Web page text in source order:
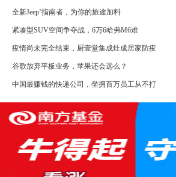
全新Jeep⁺指南者，为你的旅途加料
紧凑型SUV空间争夺战，6万6哈弗M6难
疫情尚未完全结束，厨壹堂集成灶成居家防疫
谷歌放弃平板业务，苹果还会远么？
中国最赚钱的快递公司，坐拥百万员工从不打